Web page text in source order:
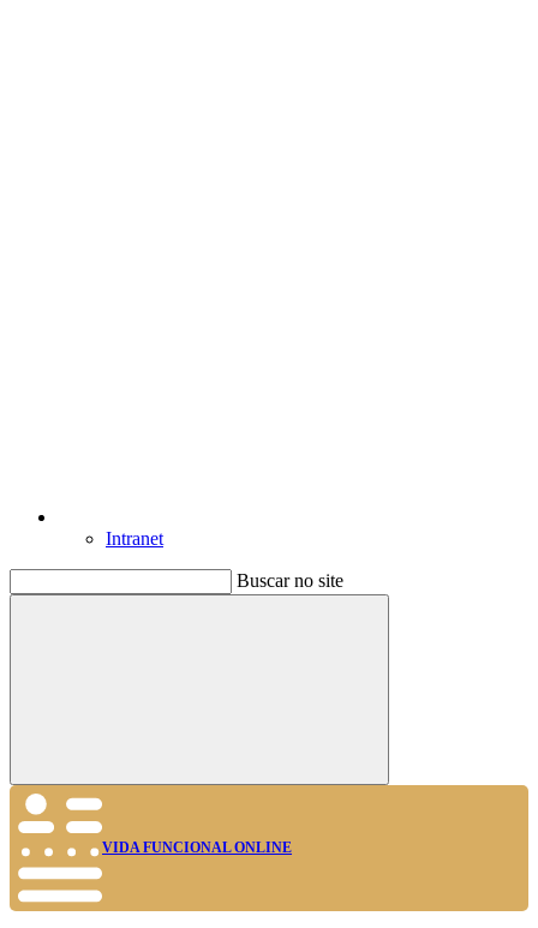
Intranet
Buscar no site
Buscar
VIDA FUNCIONAL ONLINE